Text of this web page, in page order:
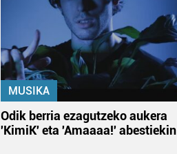
MUSIKA
Odik berria ezagutzeko aukera
'KimiK' eta 'Amaaaa!' abestiekin